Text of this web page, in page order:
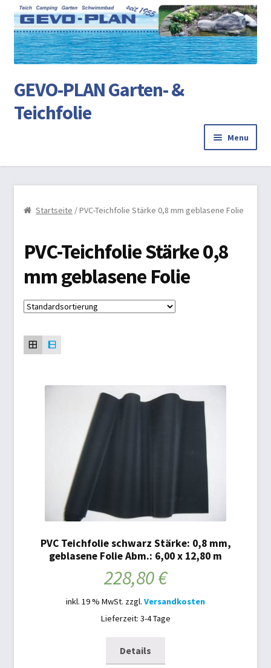
to
to
GEVO-PLAN Garten- &
Teichfolie
Menu
Startseite
AGB
Markisen/Sonnenschutz
Mein Konto
Planen aller Art
Schwimmbad
Schwimmbadabdeckung
Startseite / PVC-Teichfolie Stärke 0,8 mm geblasene Folie
PVC-Teichfolie Stärke 0,8
mm geblasene Folie
PVC Teichfolie schwarz Stärke: 0,8 mm,
geblasene Folie Abm.: 6,00 x 12,80 m
228,80€
inkl. 19 % MwSt. zzgl. Versandkosten
Lieferzeit: 3-4 Tage
Details